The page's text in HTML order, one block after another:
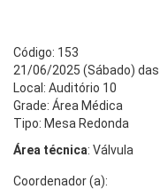
Código: 153
21/06/2025 (Sábado) das
Local: Auditório 10
Grade: Área Médica
Tipo: Mesa Redonda
Área técnica: Válvula
Coordenador (a):